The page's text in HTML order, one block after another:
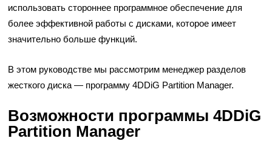
использовать стороннее программное обеспечение для
более эффективной работы с дисками, которое имеет
значительно больше функций.
В этом руководстве мы рассмотрим менеджер разделов
жесткого диска — программу 4DDiG Partition Manager.
Возможности программы 4DDiG
Partition Manager